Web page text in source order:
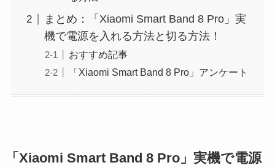
まとめ：「Xiaomi Smart Band 8 Pro」実
機で電源を入れる方法と切る方法！
おすすめ記事
「Xiaomi Smart Band 8 Pro」アンケート
「Xiaomi Smart Band 8 Pro」実機で電源